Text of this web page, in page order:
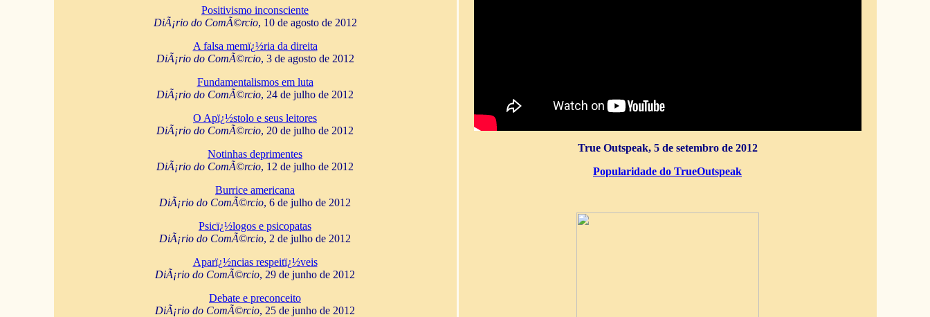
Positivismo inconsciente
DiÃ¡rio do ComÃ©rcio, 10 de agosto de 2012
A falsa memï¿½ria da direita
DiÃ¡rio do ComÃ©rcio, 3 de agosto de 2012
Fundamentalismos em luta
DiÃ¡rio do ComÃ©rcio, 24 de julho de 2012
O Apï¿½stolo e seus leitores
DiÃ¡rio do ComÃ©rcio, 20 de julho de 2012
Notinhas deprimentes
DiÃ¡rio do ComÃ©rcio, 12 de julho de 2012
Burrice americana
DiÃ¡rio do ComÃ©rcio, 6 de julho de 2012
Psicï¿½logos e psicopatas
DiÃ¡rio do ComÃ©rcio, 2 de julho de 2012
Aparï¿½ncias respeitï¿½veis
DiÃ¡rio do ComÃ©rcio, 29 de junho de 2012
Debate e preconceito
DiÃ¡rio do ComÃ©rcio, 25 de junho de 2012
True Outspeak, 5 de setembro de 2012
Popularidade do TrueOutspeak